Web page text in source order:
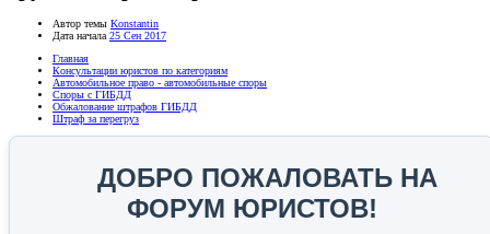
Автор темы Konstantin
Дата начала 25 Сен 2017
Главная
Консультации юристов по категориям
Автомобильное право - автомобильные споры
Споры с ГИБДД
Обжалование штрафов ГИБДД
Штраф за перегруз
ДОБРО ПОЖАЛОВАТЬ НА
ФОРУМ ЮРИСТОВ!